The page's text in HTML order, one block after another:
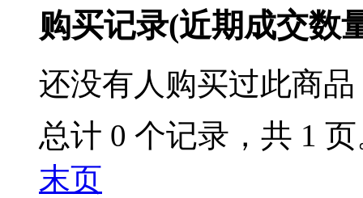
购买记录(近期成交数
还没有人购买过此商品
总计 0 个记录，共 1
末页